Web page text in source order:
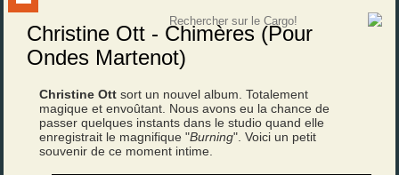
Christine Ott - Chimères (Pour
Ondes Martenot)
Christine Ottsort un nouvel album. Totalement
magique et envoûtant. Nous avons eu la chance de
passer quelques instants dans le studio quand elle
enregistrait le magnifique "Burning". Voici un petit
souvenir de ce moment intime.